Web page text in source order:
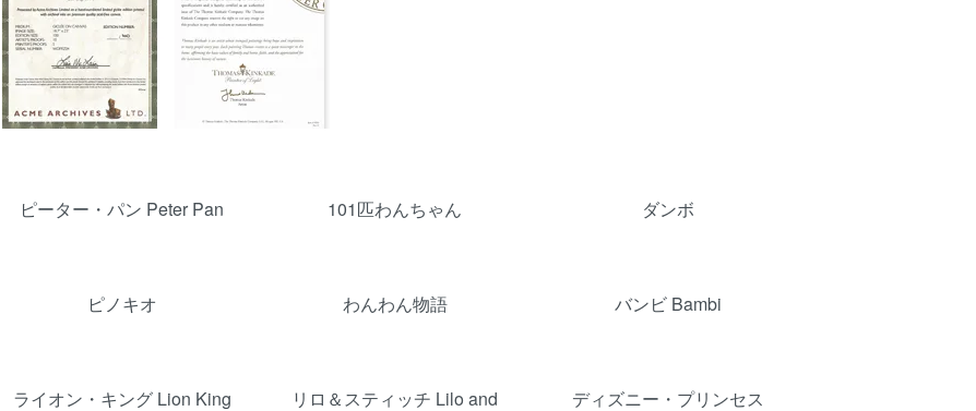
カテゴリー一覧
ピーター・パン Peter Pan 101匹わんちゃん ダンボ
ピノキオ わんわん物語 バンビ Bambi
ライオン・キング Lion King
リロ＆スティッチ Lilo and
ディズニー・プリンセス